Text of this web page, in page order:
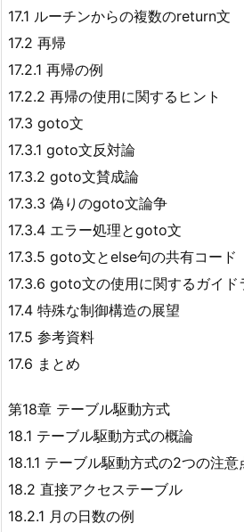
17.1 ルーチンからの複数のreturn文
17.2 再帰
17.2.1 再帰の例
17.2.2 再帰の使用に関するヒント
17.3 goto文
17.3.1 goto文反対論
17.3.2 goto文賛成論
17.3.3 偽りのgoto文論争
17.3.4 エラー処理とgoto文
17.3.5 goto文とelse句の共有コード
17.3.6 goto文の使用に関するガイド
17.4 特殊な制御構造の展望
17.5 参考資料
17.6 まとめ
第18章 テーブル駆動方式
18.1 テーブル駆動方式の概論
18.1.1 テーブル駆動方式の2つの注意
18.2 直接アクセステーブル
18.2.1 月の日数の例